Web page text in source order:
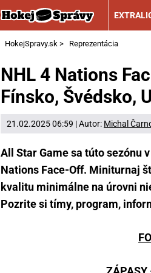
HokejSpravy.sk > Reprezentácia
NHL 4 Nations
Fínsko, Švédsko,
21.02.2025 06:59 | Autor: Michal
All Star Game sa túto sezónu
Nations Face-Off. Miniturnaj
kvalitu minimálne na úrovni
Pozrite si tímy, program,